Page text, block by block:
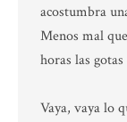
acostumbra
Menos mal
horas las
Vaya, vaya lo